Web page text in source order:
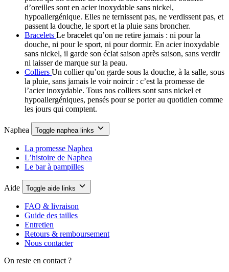
d’oreilles sont en acier inoxydable sans nickel,
hypoallergénique. Elles ne ternissent pas, ne verdissent pas, et
passent la douche, le sport et la pluie sans broncher.
Bracelets Le bracelet qu’on ne retire jamais : ni pour la
douche, ni pour le sport, ni pour dormir. En acier inoxydable
sans nickel, il garde son éclat saison après saison, sans verdir
ni laisser de marque sur la peau.
Colliers Un collier qu’on garde sous la douche, à la salle, sous
la pluie, sans jamais le voir noircir : c’est la promesse de
l’acier inoxydable. Tous nos colliers sont sans nickel et
hypoallergéniques, pensés pour se porter au quotidien comme
les jours qui comptent.
Naphea Toggle naphea links
La promesse Naphea
L’histoire de Naphea
Le bar à pampilles
Aide Toggle aide links
FAQ & livraison
Guide des tailles
Entretien
Retours & remboursement
Nous contacter
On reste en contact ?